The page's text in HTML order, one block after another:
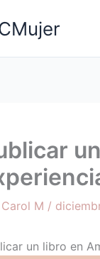
Carol M /
un libro en